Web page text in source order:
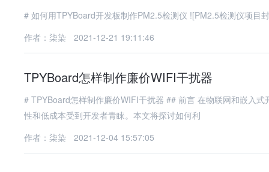
# 如何用TPYBoard开发板制
作者：柒染
2021-12-21 19:11:46
TPYBoard怎样制作廉价WIFI干扰器
# TPYBoard怎样制作廉价WIFI干扰器 ## 前言 在物联网和嵌入式开发领域，TPYBoard作为一款基于MicroPython的开发板，因其易用
性和低成本受到开发者青睐。本文将探讨如何利
作者：柒染
2021-12-04 15:57:05